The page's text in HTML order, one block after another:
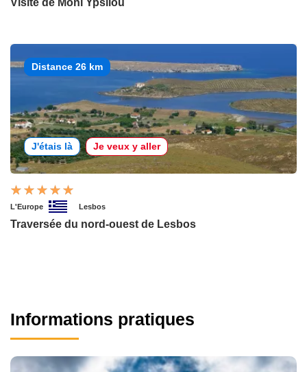
Visite de Moni Ypsilou
Distance 26 km
J'étais là Je veux y aller
L'Europe Lesbos
Traversée du nord-ouest de Lesbos
Informations pratiques